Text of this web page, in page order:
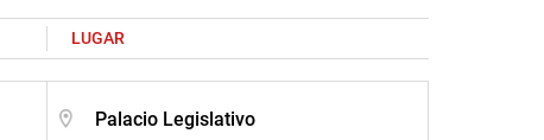
LUGAR
Palacio Legislativo